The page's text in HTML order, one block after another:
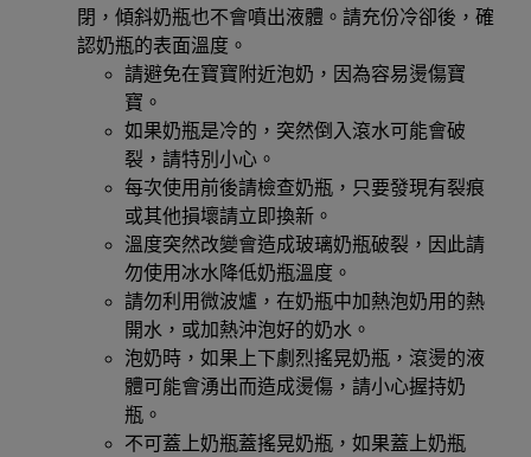
閉，傾斜奶瓶也不會噴出液體。請充份冷卻後，確
認奶瓶的表面溫度。
請避免在寶寶附近泡奶，因為容易燙傷寶
寶。
如果奶瓶是冷的，突然倒入滾水可能會破
裂，請特別小心。
每次使用前後請檢查奶瓶，只要發現有裂痕
或其他損壞請立即換新。
溫度突然改變會造成玻璃奶瓶破裂，因此請
勿使用冰水降低奶瓶溫度。
請勿利用微波爐，在奶瓶中加熱泡奶用的熱
開水，或加熱沖泡好的奶水。
泡奶時，如果上下劇烈搖晃奶瓶，滾燙的液
體可能會湧出而造成燙傷，請小心握持奶
瓶。
不可蓋上奶瓶蓋搖晃奶瓶，如果蓋上奶瓶